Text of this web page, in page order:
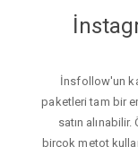
İnsfollow'un
paketleri tam bir
satın
birçok metot